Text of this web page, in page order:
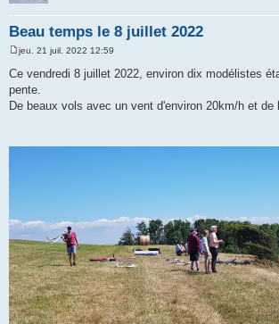
Beau temps le 8 juillet 2022
M
s
s
g
jeu. 21 juil. 2022 12:59
Ce vendredi 8 juillet 2022, environ dix modélistes
pente.
De beaux vols avec un vent d'environ 20km/h et de